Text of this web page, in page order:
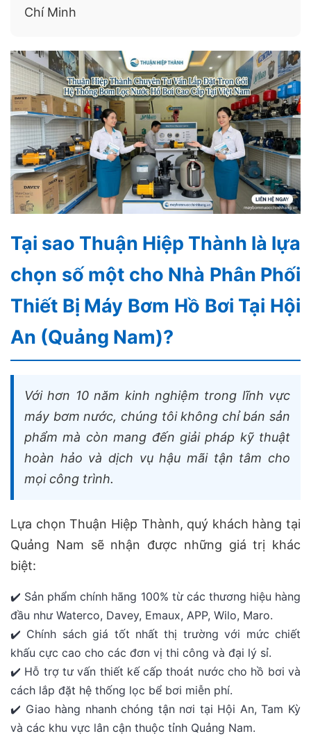
Chí Minh
Tại sao Thuận Hiệp Thành là lựa
chọn số một cho Nhà Phân Phối
Thiết Bị Máy Bơm Hồ Bơi Tại Hội
An (Quảng Nam)?
Với hơn 10 năm kinh nghiệm trong lĩnh vực
máy bơm nước, chúng tôi không chỉ bán sản
phẩm mà còn mang đến giải pháp kỹ thuật
hoàn hảo và dịch vụ hậu mãi tận tâm cho
mọi công trình.
Lựa chọn Thuận Hiệp Thành, quý khách hàng tại
Quảng Nam sẽ nhận được những giá trị khác
biệt:
✔️ Sản phẩm chính hãng 100% từ các thương hiệu hàng
đầu như Waterco, Davey, Emaux, APP, Wilo, Maro.
✔️ Chính sách giá tốt nhất thị trường với mức chiết
khấu cực cao cho các đơn vị thi công và đại lý sỉ.
✔️ Hỗ trợ tư vấn thiết kế cấp thoát nước cho hồ bơi và
cách lắp đặt hệ thống lọc bể bơi miễn phí.
✔️ Giao hàng nhanh chóng tận nơi tại Hội An, Tam Kỳ
và các khu vực lân cận thuộc tỉnh Quảng Nam.